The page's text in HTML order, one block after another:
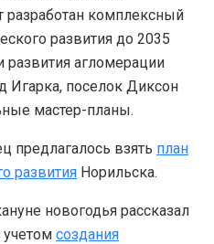
разработан комплексный
развития до 2035
развития агломерации
Игарка, поселок Диксон
мастер-планы.
предлагалось взять план
развития Норильска.
новогодья рассказал
учетом создания